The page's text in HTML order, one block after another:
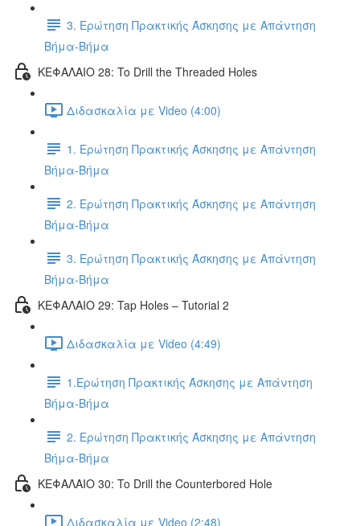
3. Ερώτηση Πρακτικής Άσκησης με Απάντηση
Βήμα-Βήμα
ΚΕΦΑΛΑΙΟ 28: To Drill the Threaded Holes
Διδασκαλία με Video (4:00)
1. Ερώτηση Πρακτικής Άσκησης με Απάντηση
Βήμα-Βήμα
2. Ερώτηση Πρακτικής Άσκησης με Απάντηση
Βήμα-Βήμα
3. Ερώτηση Πρακτικής Άσκησης με Απάντηση
Βήμα-Βήμα
ΚΕΦΑΛΑΙΟ 29: Tap Holes – Tutorial 2
Διδασκαλία με Video (4:49)
1.Ερώτηση Πρακτικής Άσκησης με Απάντηση
Βήμα-Βήμα
2. Ερώτηση Πρακτικής Άσκησης με Απάντηση
Βήμα-Βήμα
ΚΕΦΑΛΑΙΟ 30: To Drill the Counterbored Hole
Διδασκαλία με Video (2:48)